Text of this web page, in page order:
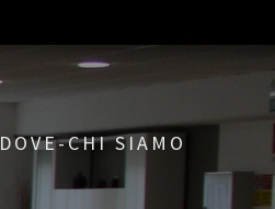
DOVE-CHI SIAMO